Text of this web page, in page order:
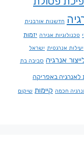
חדשנות אורבנית
טכנולוגיות אגירה יזמות
יעילות אנרגטית ישראל
אנרגיה סביבה בת
לאנרגיה באפריקה
חכמה קיימות שיקום